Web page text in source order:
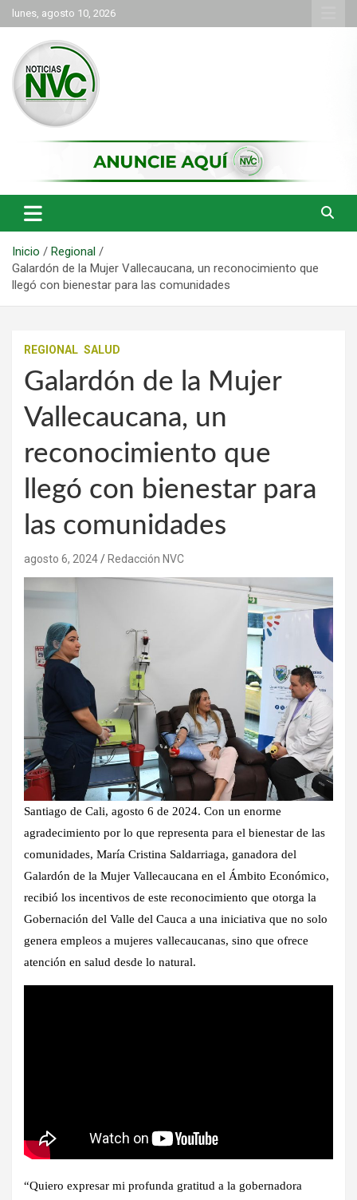
Saltar
al
contenido
lunes, agosto 10, 2026
NVC Noticias
Inicio
Regional
Galardón de la Mujer Vallecaucana, un reconocimiento que
llegó con bienestar para las comunidades
REGIONAL SALUD
Galardón de la Mujer
Vallecaucana, un
reconocimiento que
llegó con bienestar para
las comunidades
agosto 6, 2024 Redacción NVC
Santiago de Cali, agosto 6 de 2024. Con un enorme
agradecimiento por lo que representa para el bienestar de las
comunidades, María Cristina Saldarriaga, ganadora del
Galardón de la Mujer Vallecaucana en el Ámbito Económico,
recibió los incentivos de este reconocimiento que otorga la
Gobernación del Valle del Cauca a una iniciativa que no solo
genera empleos a mujeres vallecaucanas, sino que ofrece
atención en salud desde lo natural.
“Quiero expresar mi profunda gratitud a la gobernadora